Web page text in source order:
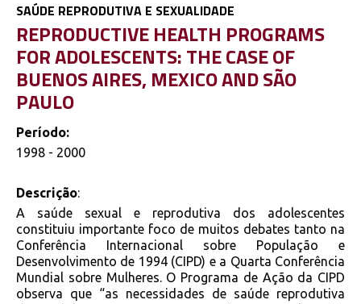
SAÚDE REPRODUTIVA E SEXUALIDADE
REPRODUCTIVE HEALTH PROGRAMS
FOR ADOLESCENTS: THE CASE OF
BUENOS AIRES, MEXICO AND SÃO
PAULO
Período:
1998 - 2000
Descrição:
A saúde sexual e reprodutiva dos adolescentes
constituiu importante foco de muitos debates tanto na
Conferência Internacional sobre População e
Desenvolvimento de 1994 (CIPD) e a Quarta Conferência
Mundial sobre Mulheres. O Programa de Ação da CIPD
observa que “as necessidades de saúde reprodutiva